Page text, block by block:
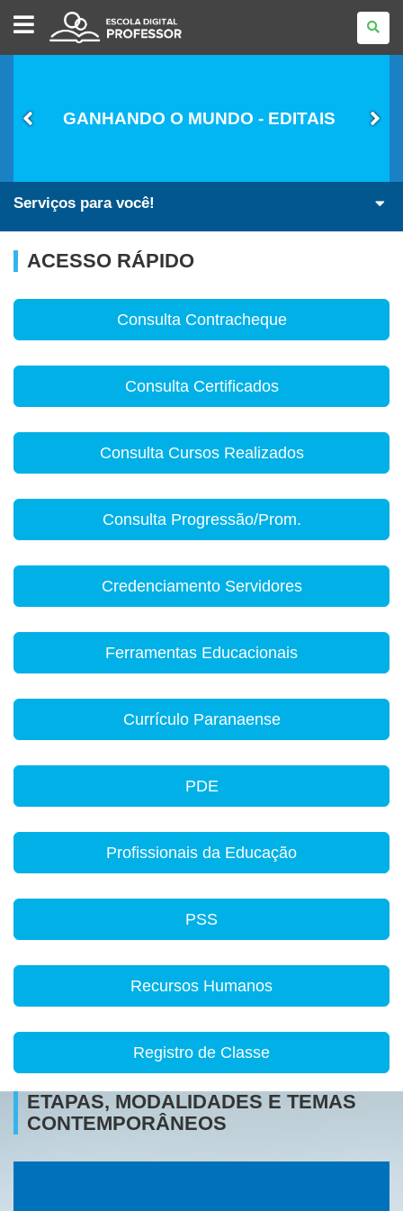
ESCOLA
DIGITAL
-
PROFESSOR
GANHANDO O MUNDO - EDITAIS
Serviços para você!
ACESSO RÁPIDO
Consulta Contracheque
Consulta Certificados
Consulta Cursos Realizados
Consulta Progressão/Prom.
Credenciamento Servidores
Ferramentas Educacionais
Currículo Paranaense
PDE
Profissionais da Educação
PSS
Recursos Humanos
Registro de Classe
ETAPAS, MODALIDADES E TEMAS
CONTEMPORÂNEOS